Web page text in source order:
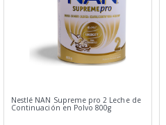
Nestlé NAN Supreme pro 2 Leche de
Continuación en Polvo 800g